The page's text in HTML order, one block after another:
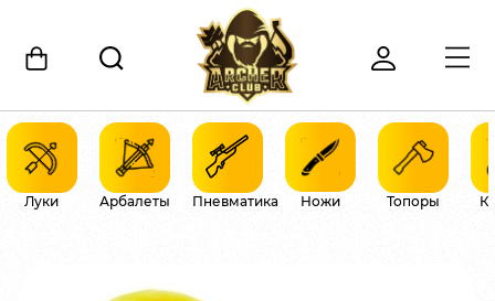
Луки Арбалеты Пневматика Ножи Топоры